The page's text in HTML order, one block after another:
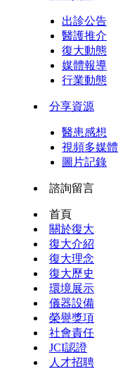
出診公告
醫護推介
復大動態
媒體報導
行業動態
分享資源
醫患感想
視頻多媒體
圖片記錄
諮詢留言
首頁
關於復大
復大介紹
復大理念
復大歷史
環境展示
儀器設備
榮譽獎項
社會責任
JCI認證
人才招聘